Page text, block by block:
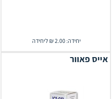
יחידה: 2.00 ₪ ליחידה
אייס פאוור